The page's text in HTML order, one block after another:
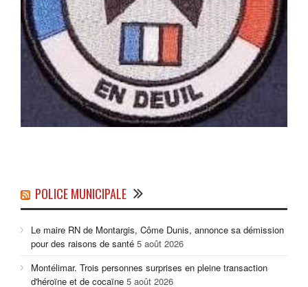
POLICE MUNICIPALE
Le maire RN de Montargis, Côme Dunis, annonce sa démission
pour des raisons de santé 5 août 2026
Montélimar. Trois personnes surprises en pleine transaction
d'héroïne et de cocaïne 5 août 2026